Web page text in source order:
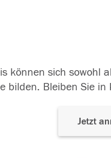
können sich sowohl
bilden. Bleiben Sie
Jetzt